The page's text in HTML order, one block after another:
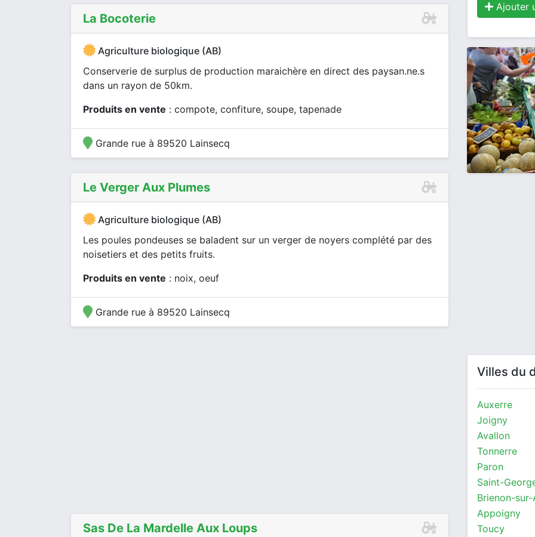
La Bocoterie
Agriculture biologique (AB)
Conserverie de surplus de production maraichère en direct des paysan.ne.s
dans un rayon de 50km.
Produits en vente : compote, confiture, soupe, tapenade
Grande rue à 89520 Lainsecq
Le Verger Aux Plumes
Agriculture biologique (AB)
Les poules pondeuses se baladent sur un verger de noyers complété par des
noisetiers et des petits fruits.
Produits en vente : noix, oeuf
Grande rue à 89520 Lainsecq
Sas De La Mardelle Aux Loups
Ajouter
Villes du
Auxerre
Joigny
Avallon
Tonnerre
Paron
Brienon-
Appoigny
Toucy